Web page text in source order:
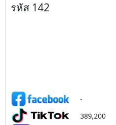
รหัส 142
-
389,200